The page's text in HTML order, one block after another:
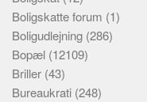
Boligskatte forum (1)
Boligudlejning (286)
Bopæl (12109)
Briller (43)
Bureaukrati (248)